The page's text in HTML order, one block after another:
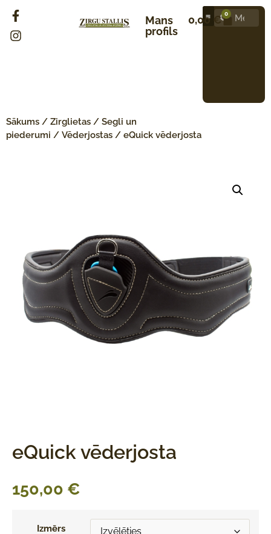
Mans
profils
0,00 € 0
Sākums / Zirglietas / Segli un
piederumi / Vēderjostas / eQuick vēderjosta
eQuick vēderjosta
150,00 €
Izmērs